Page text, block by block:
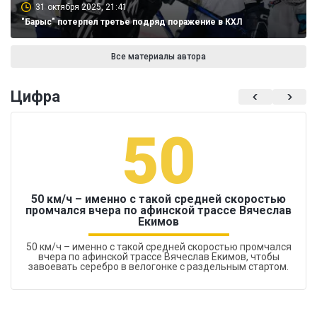
31 октября 2025, 21:41
"Барыс" потерпел третье подряд поражение в КХЛ
Все материалы автора
Цифра
50
50 км/ч – именно с такой средней скоростью
промчался вчера по афинской трассе Вячеслав
Екимов
50 км/ч – именно с такой средней скоростью промчался
вчера по афинской трассе Вячеслав Екимов, чтобы
завоевать серебро в велогонке с раздельным стартом.